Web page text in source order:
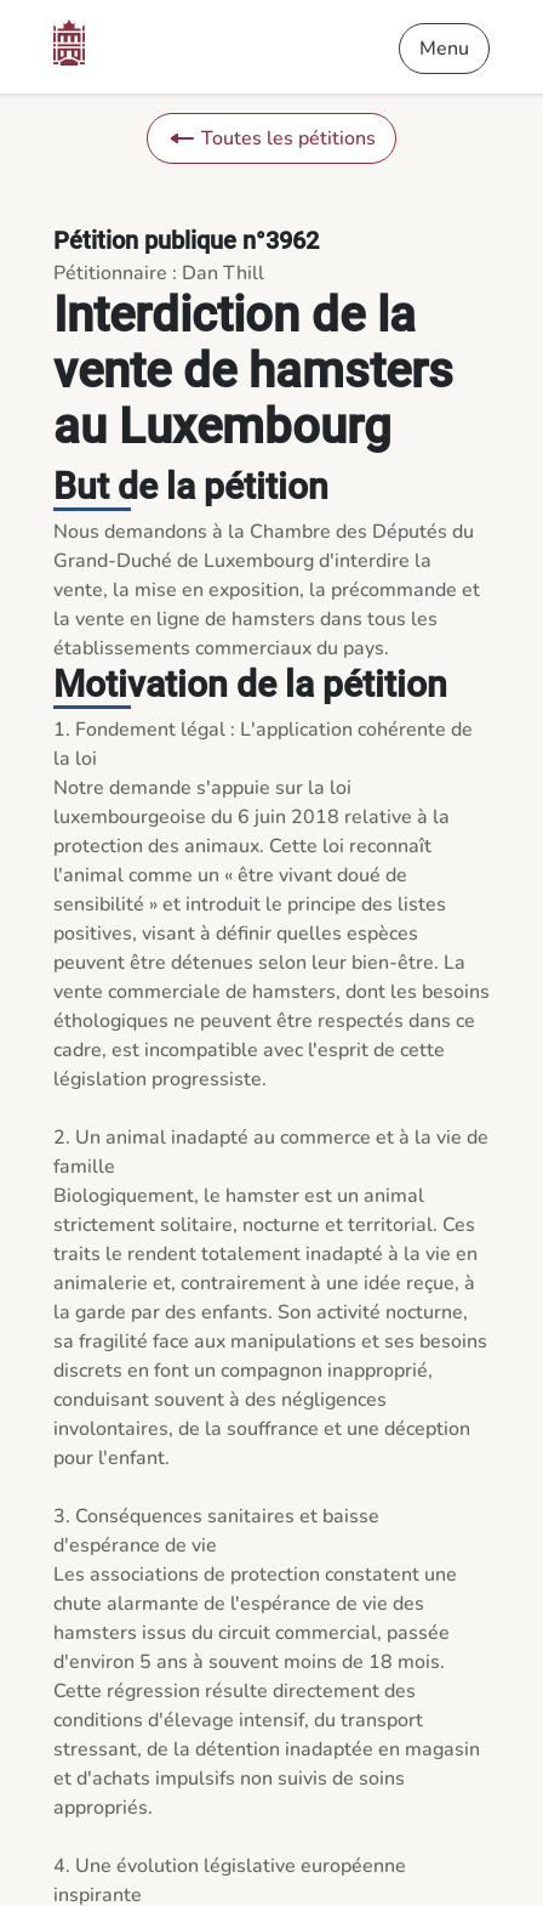
Interdiction de la vente de hamsters au Luxembourg -
Menu
Toutes les pétitions
Interdiction de la
vente de hamsters
au Luxembourg
Pétition publique n°3962
Pétitionnaire : Dan Thill
But de la pétition
Nous demandons à la Chambre des Députés du
Grand-Duché de Luxembourg d'interdire la
vente, la mise en exposition, la précommande et
la vente en ligne de hamsters dans tous les
établissements commerciaux du pays.
Motivation de la pétition
1. Fondement légal : L'application cohérente de
la loi
Notre demande s'appuie sur la loi
luxembourgeoise du 6 juin 2018 relative à la
protection des animaux. Cette loi reconnaît
l'animal comme un « être vivant doué de
sensibilité » et introduit le principe des listes
positives, visant à définir quelles espèces
peuvent être détenues selon leur bien-être. La
vente commerciale de hamsters, dont les besoins
éthologiques ne peuvent être respectés dans ce
cadre, est incompatible avec l'esprit de cette
législation progressiste.
2. Un animal inadapté au commerce et à la vie de
famille
Biologiquement, le hamster est un animal
strictement solitaire, nocturne et territorial. Ces
traits le rendent totalement inadapté à la vie en
animalerie et, contrairement à une idée reçue, à
la garde par des enfants. Son activité nocturne,
sa fragilité face aux manipulations et ses besoins
discrets en font un compagnon inapproprié,
conduisant souvent à des négligences
involontaires, de la souffrance et une déception
pour l'enfant.
3. Conséquences sanitaires et baisse
d'espérance de vie
Les associations de protection constatent une
chute alarmante de l'espérance de vie des
hamsters issus du circuit commercial, passée
d'environ 5 ans à souvent moins de 18 mois.
Cette régression résulte directement des
conditions d'élevage intensif, du transport
stressant, de la détention inadaptée en magasin
et d'achats impulsifs non suivis de soins
appropriés.
4. Une évolution législative européenne
inspirante